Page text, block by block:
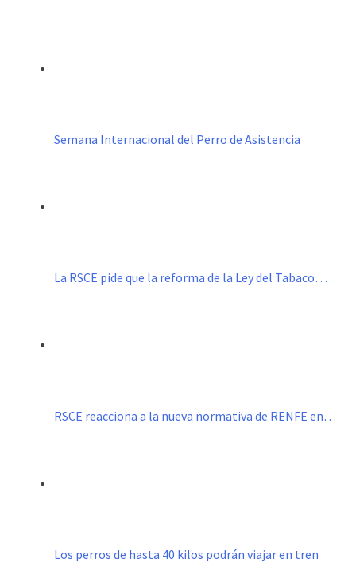
Semana Internacional del Perro de Asistencia
La RSCE pide que la reforma de la Ley del Tabaco…
RSCE reacciona a la nueva normativa de RENFE en…
Los perros de hasta 40 kilos podrán viajar en tren